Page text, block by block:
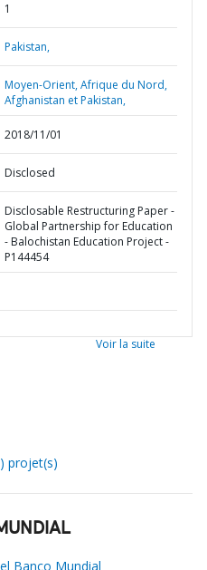
1
Pakistan,
Moyen-Orient, Afrique du Nord,
Afghanistan et Pakistan,
2018/11/01
Disclosed
Disclosable Restructuring Paper -
Global Partnership for Education
- Balochistan Education Project -
P144454
Voir la suite
projet(s)
Banco Mundial